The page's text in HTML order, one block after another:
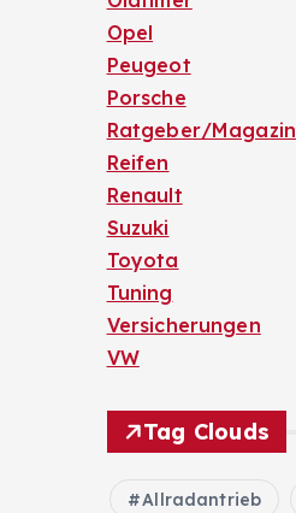
Opel
Peugeot
Porsche
Ratgeber/Magazin
Reifen
Renault
Suzuki
Toyota
Tuning
Versicherungen
VW
Tag Clouds
Allradantrieb